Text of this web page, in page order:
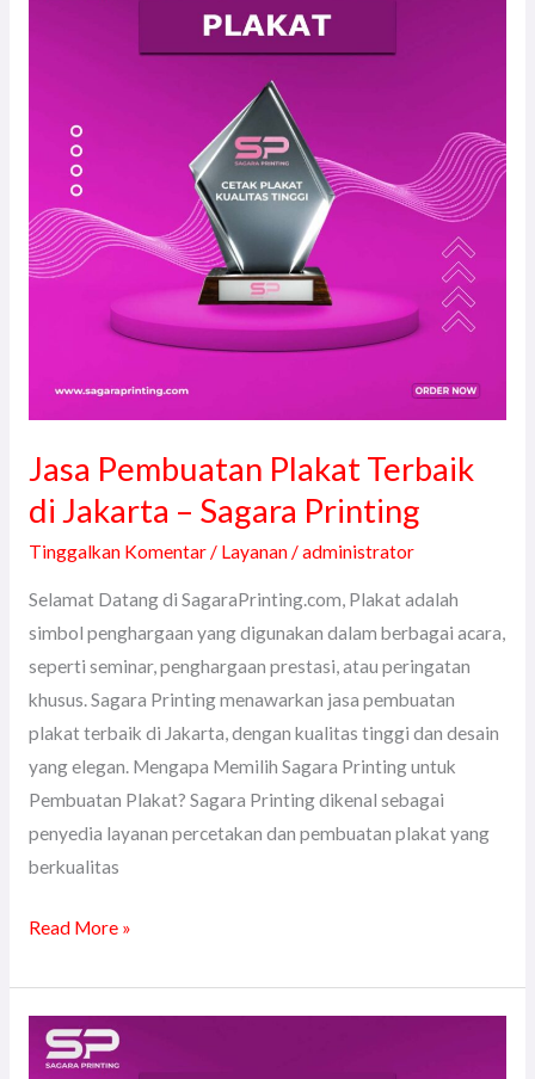
Jasa Pembuatan Plakat Terbaik
di Jakarta – Sagara Printing
Tinggalkan Komentar/ Layanan/administrator
Selamat Datang di SagaraPrinting.com, Plakat adalah
simbol penghargaan yang digunakan dalam berbagai acara,
seperti seminar, penghargaan prestasi, atau peringatan
khusus. Sagara Printing menawarkan jasa pembuatan
plakat terbaik di Jakarta, dengan kualitas tinggi dan desain
yang elegan. Mengapa Memilih Sagara Printing untuk
Pembuatan Plakat? Sagara Printing dikenal sebagai
penyedia layanan percetakan dan pembuatan plakat yang
berkualitas
Jakarta
Sagara
Printing
Read More »
Jasa
Pembuatan